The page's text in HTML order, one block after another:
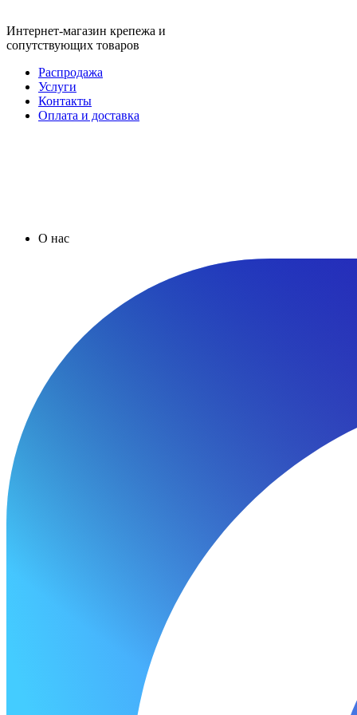
Интернет-магазин крепежа и
сопутствующих товаров
Распродажа
Услуги
Контакты
Оплата и доставка
О нас